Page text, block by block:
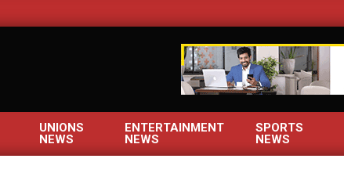
Primary
UNIONS
NEWS
ENTERTAINMENT
NEWS
SPORTS
NEWS